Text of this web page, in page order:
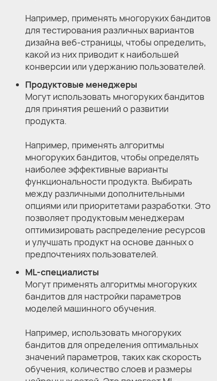
Например, применять многоруких бандитов
для тестирования различных вариантов
дизайна веб-страницы, чтобы определить,
какой из них приводит к наибольшей
конверсии или удержанию пользователей.
Продуктовые менеджеры
Могут использовать многоруких бандитов
для принятия решений о развитии
продукта.
Например, применять алгоритмы
многоруких бандитов, чтобы определять
наиболее эффективные варианты
функциональности продукта. Выбирать
между различными дополнительными
опциями или приоритетами разработки. Это
позволяет продуктовым менеджерам
оптимизировать распределение ресурсов
и улучшать продукт на основе данных о
предпочтениях пользователей.
ML-специалисты
Могут применять алгоритмы многоруких
бандитов для настройки параметров
моделей машинного обучения.
Например, использовать многоруких
бандитов для определения оптимальных
значений параметров, таких как скорость
обучения, количество слоев и размеры